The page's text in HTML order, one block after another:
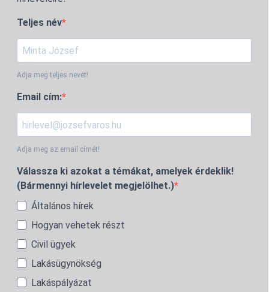
Teljes név
Adja meg teljes nevét!
Email cím:
Adja meg az email címét!
Válassza ki azokat a témákat, amelyek érdeklik!
(Bármennyi hírlevelet megjelölhet.)
Általános hírek
Hogyan vehetek részt
Civil ügyek
Lakásügynökség
Lakáspályázat